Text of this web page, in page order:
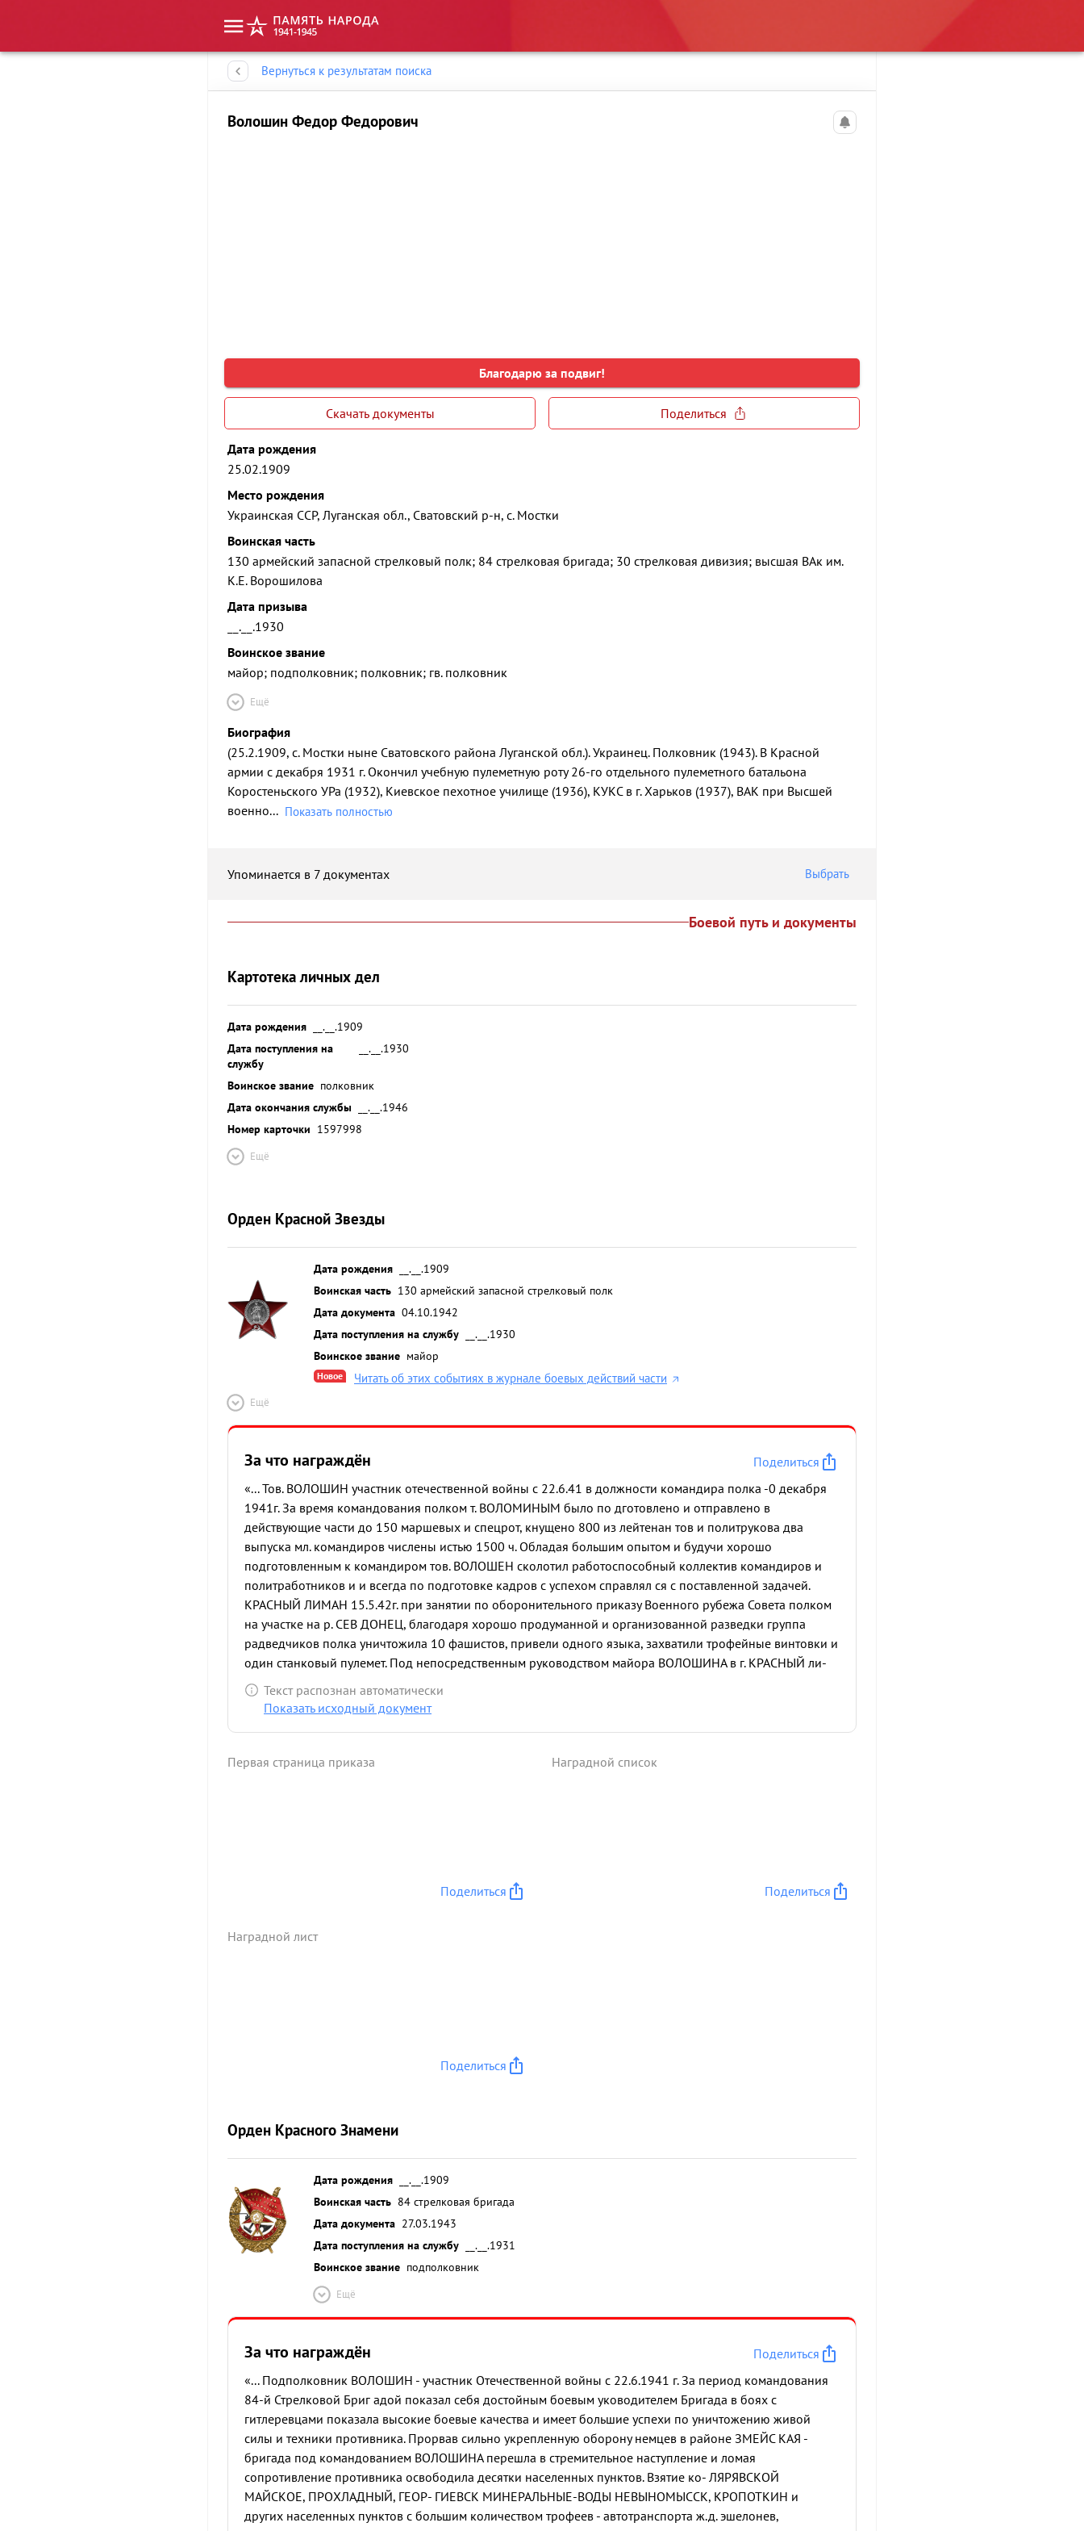
Вернуться к результатам поиска
Волошин Федор Федорович
Благодарю за подвиг!
Скачать документы Поделиться
Дата рождения
25.02.1909
Место рождения
Украинская ССР, Луганская обл., Сватовский р-н, с. Мостки
Воинская часть
130 армейский запасной стрелковый полк; 84 стрелковая бригада; 30 стрелковая дивизия; высшая ВАк им.
К.Е. Ворошилова
Дата призыва
__.__.1930
Воинское звание
майор; подполковник; полковник; гв. полковник
Ещё
Биография
(25.2.1909, с. Мостки ныне Сватовского района Луганской обл.). Украинец. Полковник (1943). В Красной
армии с декабря 1931 г. Окончил учебную пулеметную роту 26-го отдельного пулеметного батальона
Коростеньского УРа (1932), Киевское пехотное училище (1936), КУКС в г. Харьков (1937), ВАК при Высшей
военно... Показать полностью
Упоминается в 7 документах Выбрать
Боевой путь и документы
Картотека личных дел
Дата рождения
__.__.1909
Дата поступления на
службу
__.__.1930
Воинское звание полковник
Дата окончания службы
__.__.1946
Номер карточки 1597998
Ещё
Орден Красной Звезды
Дата рождения
__.__.1909
Воинская часть 130 армейский запасной стрелковый полк
Дата документа 04.10.1942
Дата поступления на службу
__.__.1930
Воинское звание майор
Новое Читать об этих событиях в журнале боевых действий части
Ещё
За что награждён
Поделиться
«... Тов. ВОЛОШИН участник отечественной войны с 22.6.41 в должности командира полка -0 декабря
1941г. За время командования полком т. ВОЛОМИНЫМ было по дготовлено и отправлено в
действующие части до 150 маршевых и спецрот, кнущено 800 из лейтенан тов и политрукова два
выпуска мл. командиров числены истью 1500 ч. Обладая большим опытом и будучи хорошо
подготовленным к командиром тов. ВОЛОШЕН сколотил работоспособный коллектив командиров и
политработников и и всегда по подготовке кадров с успехом справлял ся с поставленной задачей.
КРАСНЫЙ ЛИМАН 15.5.42г. при занятии по оборонительного приказу Военного рубежа Совета полком
на участке на р. СЕВ ДОНЕЦ, благодаря хорошо продуманной и организованной разведки группа
радведчиков полка уничтожила 10 фашистов, привели одного языка, захватили трофейные винтовки и
один станковый пулемет. Под непосредственным руководством майора ВОЛОШИНА в г. КРАСНЫЙ ли-
МАН была создана мощная оборона. 13.7.42г. во время окружения полка в КРИВОРОЖЬЕ благодаря
умело организованной разведке и организованной обороне полк был выведен из окружения, подбив
Имея в своем распоряжений всего около 1200 чел. т. ВОЛОШИН умело сочетая учебу с оборонной
Текст распознан автоматически
Показать исходный документ
Первая страница приказа
Поделиться
Наградной список
Поделиться
Наградной лист
Поделиться
Орден Красного Знамени
Дата рождения
__.__.1909
Воинская часть 84 стрелковая бригада
Дата документа 27.03.1943
Дата поступления на службу
__.__.1931
Воинское звание подполковник
Ещё
За что награждён
Поделиться
«... Подполковник ВОЛОШИН - участник Отечественной войны с 22.6.1941 г. За период командования
84-й Стрелковой Бриг адой показал себя достойным боевым уководителем Бригада в боях с
гитлеревцами показала высокие боевые качества и имеет большие успехи по уничтожению живой
силы и техники противника. Прорвав сильно укрепленную оборону немцев в районе ЗМЕЙС КАЯ -
бригада под командованием ВОЛОШИНА перешла в стремительное наступление и ломая
сопротивление противника освободила десятки населенных пунктов. Взятие ко- ЛЯРЯВСКОЙ
МАЙСКОЕ, ПРОХЛАДНЫЙ, ГЕОР- ГИЕВСК МИНЕРАЛЬНЫЕ-ВОДЫ НЕВЫНОМЫССК, КРОПОТКИН и
других населенных пунктов с большим количеством трофеев - автотранспорта ж.д. эшелонев,